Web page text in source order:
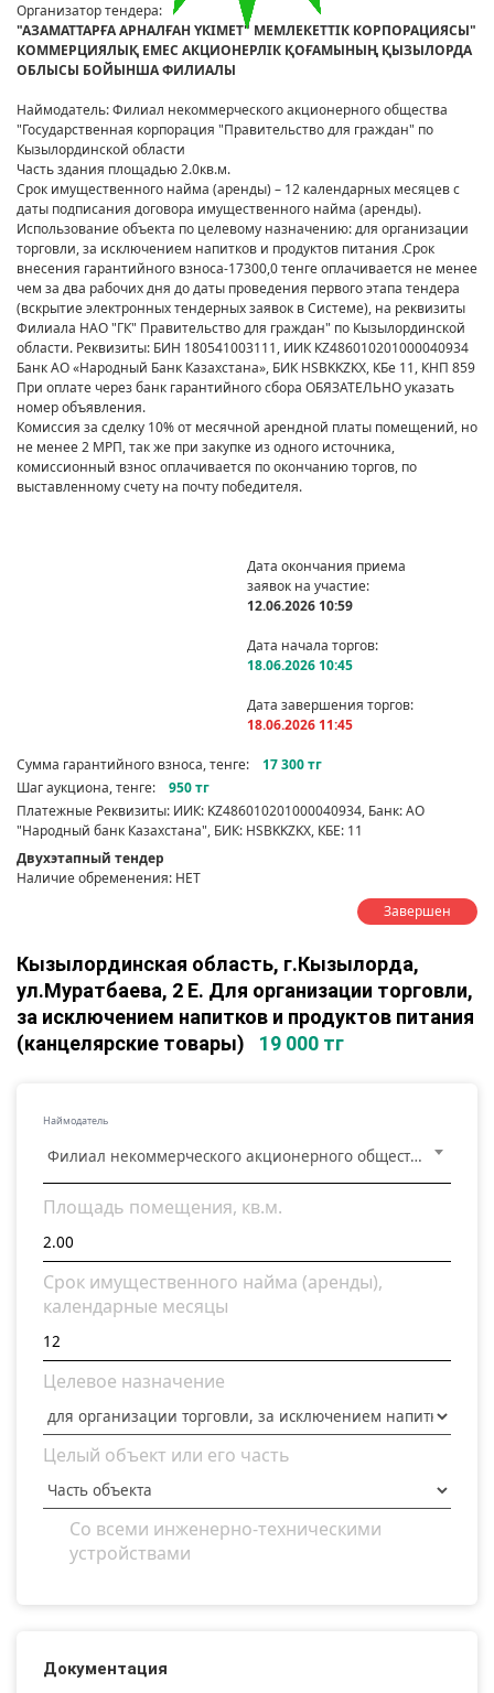
Организатор тендера:
"АЗАМАТТАРҒА АРНАЛҒАН ҮКІМЕТ" МЕМЛЕКЕТТІК КОРПОРАЦИЯСЫ"
КОММЕРЦИЯЛЫҚ ЕМЕС АКЦИОНЕРЛІК ҚОҒАМЫНЫҢ ҚЫЗЫЛОРДА
ОБЛЫСЫ БОЙЫНША ФИЛИАЛЫ
Наймодатель: Филиал некоммерческого акционерного общества
"Государственная корпорация "Правительство для граждан" по
Кызылординской области
Часть здания площадью 2.0кв.м.
Срок имущественного найма (аренды) – 12 календарных месяцев с
даты подписания договора имущественного найма (аренды).
Использование объекта по целевому назначению: для организации
торговли, за исключением напитков и продуктов питания .Срок
внесения гарантийного взноса-17300,0 тенге оплачивается не менее
чем за два рабочих дня до даты проведения первого этапа тендера
(вскрытие электронных тендерных заявок в Системе), на реквизиты
Филиала НАО "ГК" Правительство для граждан" по Кызылординской
области. Реквизиты: БИН 180541003111, ИИК KZ486010201000040934
Банк АО «Народный Банк Казахстана», БИК HSBKKZKX, КБе 11, КНП 859
При оплате через банк гарантийного сбора ОБЯЗАТЕЛЬНО указать
номер объявления.
Комиссия за сделку 10% от месячной арендной платы помещений, но
не менее 2 МРП, так же при закупке из одного источника,
комиссионный взнос оплачивается по окончанию торгов, по
выставленному счету на почту победителя.
Дата окончания приема
заявок на участие:
12.06.2026 10:59
Дата начала торгов:
18.06.2026 10:45
Дата завершения торгов:
18.06.2026 11:45
Сумма гарантийного взноса, тенге:
17 300 тг
Шаг аукциона, тенге:
950 тг
Платежные Реквизиты: ИИК: KZ486010201000040934, Банк: АО
"Народный банк Казахстана", БИК: HSBKKZKX, КБЕ: 11
Двухэтапный тендер
Наличие обременения: НЕТ
Завершен
Кызылординская область, г.Кызылорда,
ул.Муратбаева, 2 Е. Для организации торговли,
за исключением напитков и продуктов питания
(канцелярские товары)
19 000 тг
Наймодатель
Филиал некоммерческого акционерного общества "Государственная корпорация "Правительство для граждан" по Кызылординской области
Площадь помещения, кв.м.
Срок имущественного найма (аренды),
календарные месяцы
Целевое назначение
Целый объект или его часть
Со всеми инженерно-техническими
устройствами
Документация